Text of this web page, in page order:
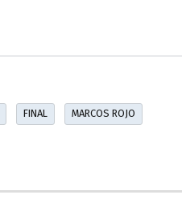
FINAL MARCOS ROJO